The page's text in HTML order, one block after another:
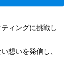
ィングに挑戦し
想いを発信し、